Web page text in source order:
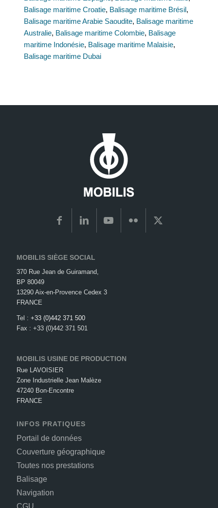
Balisage maritime Croatie, Balisage maritime Brésil,
Balisage maritime Arabie Saoudite, Balisage maritime
Australie, Balisage maritime Colombie, Balisage
maritime Indonésie, Balisage maritime Malaisie,
Balisage maritime Dubai
MOBILIS SIÈGE SOCIAL
370 Rue Jean de Guiramand,
BP 80049
13290 Aix-en-Provence Cedex 3
FRANCE
Tel : +33 (0)442 371 500
Fax : +33 (0)442 371 501
MOBILIS USINE DE PRODUCTION
Rue LAVOISIER
Zone Industrielle Jean Malèze
47240 Bon-Encontre
FRANCE
INFOS PRATIQUES
Portail de données
Couverture géographique
Toutes nos prestations
Balisage
Navigation